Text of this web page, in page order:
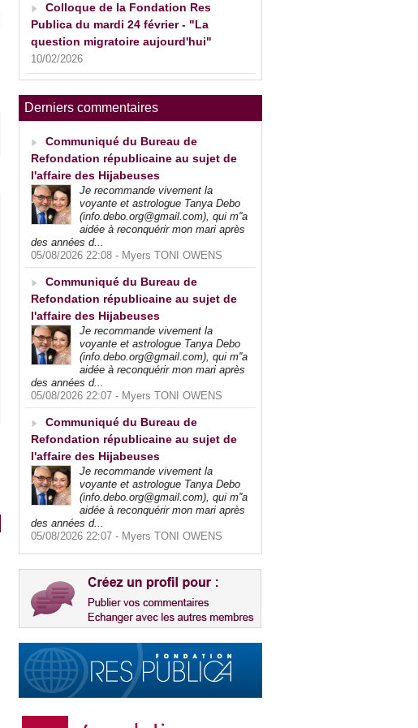
Colloque de la Fondation Res
Publica du mardi 24 février - "La
question migratoire aujourd'hui"
10/02/2026
Derniers commentaires
Communiqué du Bureau de
Refondation républicaine au sujet de
l'affaire des Hijabeuses
Je recommande vivement la
voyante et astrologue Tanya Debo
(info.debo.org@gmail.com), qui m''a
aidée à reconquérir mon mari après
des années d...
05/08/2026 22:08 - Myers TONI OWENS
Communiqué du Bureau de
Refondation républicaine au sujet de
l'affaire des Hijabeuses
Je recommande vivement la
voyante et astrologue Tanya Debo
(info.debo.org@gmail.com), qui m''a
aidée à reconquérir mon mari après
des années d...
05/08/2026 22:07 - Myers TONI OWENS
Communiqué du Bureau de
Refondation républicaine au sujet de
l'affaire des Hijabeuses
Je recommande vivement la
voyante et astrologue Tanya Debo
(info.debo.org@gmail.com), qui m''a
aidée à reconquérir mon mari après
des années d...
05/08/2026 22:07 - Myers TONI OWENS